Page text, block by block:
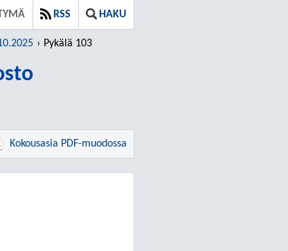
RSS HAKU
Pykälä 103
Kokousasia PDF-muodossa